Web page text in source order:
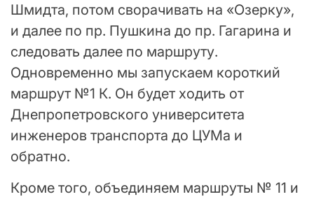
Шмидта, потом сворачивать на «Озерку»,
и далее по пр. Пушкина до пр. Гагарина и
следовать далее по маршруту.
Одновременно мы запускаем короткий
маршрут №1 К. Он будет ходить от
Днепропетровского университета
инженеров транспорта до ЦУМа и
обратно.
Кроме того, объединяем маршруты № 11 и